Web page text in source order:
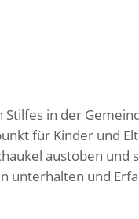
Stilfes in der
für Kinder und
austoben und
unterhalten und